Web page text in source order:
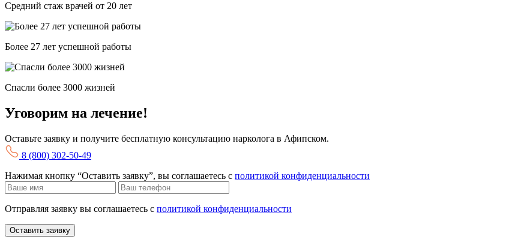
Средний стаж врачей от 20 лет
Более 27 лет успешной работы
Спасли более 3000 жизней
Уговорим на лечение!
Оставьте заявку и получите бесплатную консультацию нарколога в Афипском.
8 (800) 302-50-49
Нажимая кнопку “Оставить заявку”, вы соглашаетесь с политикой конфиденциальности
Отправляя заявку вы соглашаетесь с политикой конфиденциальности
Оставить заявку